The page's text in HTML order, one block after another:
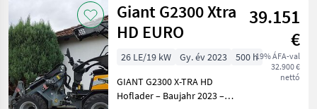
Kategória 3 Ország Szűrők
AKTUÁLIS
ÚTVONAL
Mezőgazdasági
gépek/eszközök
Visszaállítás
194 eredmény
Giant G2300 Xtra
HD EURO
39.151
€
19% ÁFA-val
32.900 €
nettó
26 LE/19 kW Gy. év 2023
500 h
GIANT G2300 X-TRA HD
Hoflader – Baujahr 2023 –